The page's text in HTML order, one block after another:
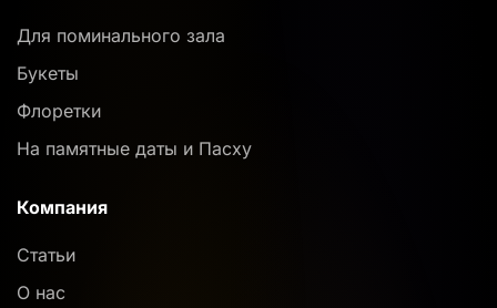
Для поминального зала
Букеты
Флоретки
На памятные даты и Пасху
Компания
Статьи
О нас